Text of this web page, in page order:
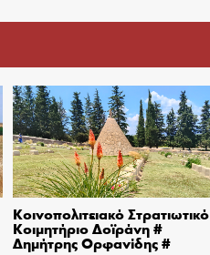
Κοινοπολιτειακό Στρατιωτικό
Κοιμητήριο Δοϊράνη #
Δημήτρης Ορφανίδης #